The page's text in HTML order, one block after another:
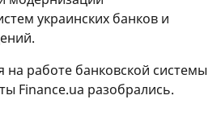
украинских банков и
на работе банковской системы
Finance.ua разобрались.